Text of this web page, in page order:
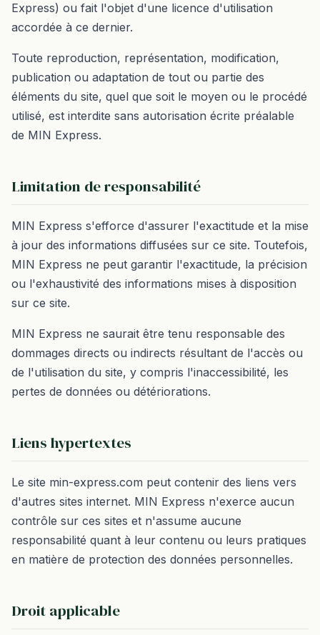
Express) ou fait l'objet d'une licence d'utilisation
accordée à ce dernier.
Toute reproduction, représentation, modification,
publication ou adaptation de tout ou partie des
éléments du site, quel que soit le moyen ou le procédé
utilisé, est interdite sans autorisation écrite préalable
de MIN Express.
Limitation de responsabilité
MIN Express s'efforce d'assurer l'exactitude et la mise
à jour des informations diffusées sur ce site. Toutefois,
MIN Express ne peut garantir l'exactitude, la précision
ou l'exhaustivité des informations mises à disposition
sur ce site.
MIN Express ne saurait être tenu responsable des
dommages directs ou indirects résultant de l'accès ou
de l'utilisation du site, y compris l'inaccessibilité, les
pertes de données ou détériorations.
Liens hypertextes
Le site min-express.com peut contenir des liens vers
d'autres sites internet. MIN Express n'exerce aucun
contrôle sur ces sites et n'assume aucune
responsabilité quant à leur contenu ou leurs pratiques
en matière de protection des données personnelles.
Droit applicable